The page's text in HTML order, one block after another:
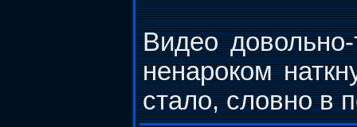
Видео
ненароком
стало, словно в